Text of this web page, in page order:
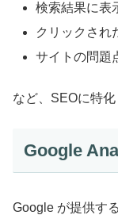
検索結果に表
クリックされ
サイトの問題
など、SEOに特化
Google
Google が提供す